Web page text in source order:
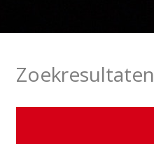
Zoekresultaten